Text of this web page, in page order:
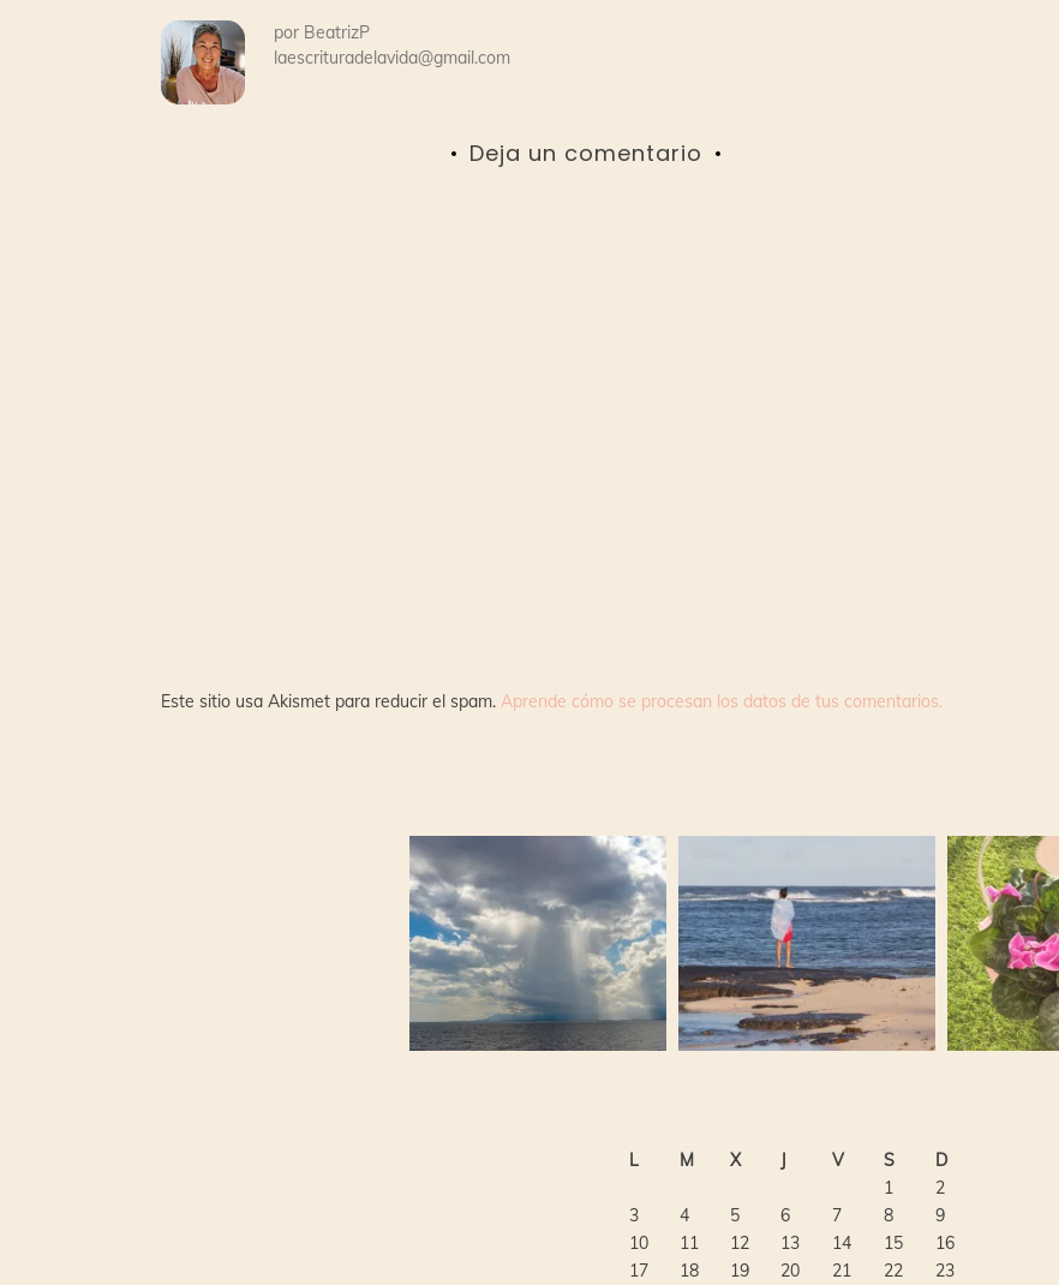
por BeatrizP
laescrituradelavida@gmail.com
Deja un comentario
Este sitio usa Akismet para reducir el spam.Aprende cómo se procesan los datos de tus comentarios.
L M X J V S
D
1
2
3
4 5 6 7 8
9
10
11 12 13 14 15
16
17
18 19 20 21 22 23